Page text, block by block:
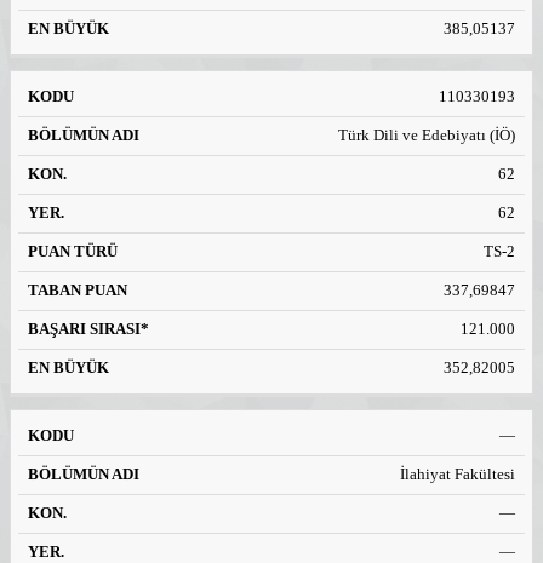
385,05137
110330193
Türk Dili ve Edebiyatı (İÖ)
62
62
TS-2
337,69847
121.000
352,82005
—
İlahiyat Fakültesi
—
—